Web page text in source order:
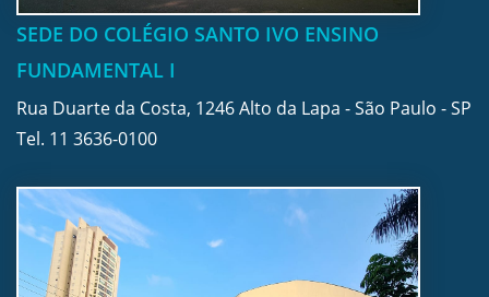
SEDE DO COLÉGIO SANTO IVO ENSINO
FUNDAMENTAL I
Rua Duarte da Costa, 1246 Alto da Lapa - São Paulo - SP
Tel. 11 3636-0100